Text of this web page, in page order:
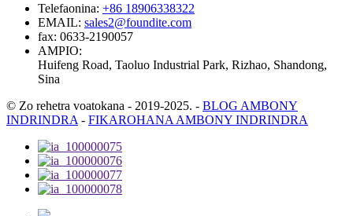
Telefaonina: +86 18906338322
EMAIL: sales2@foundite.com
fax: 0633-2190057
AMPIO:
Huifeng Road, Taoluo Industrial Park, Rizhao, Shandong,
Sina
© Zo rehetra voatokana - 2019-2025. - BLOG AMBONY
INDRINDRA - FIKAROHANA AMBONY INDRINDRA